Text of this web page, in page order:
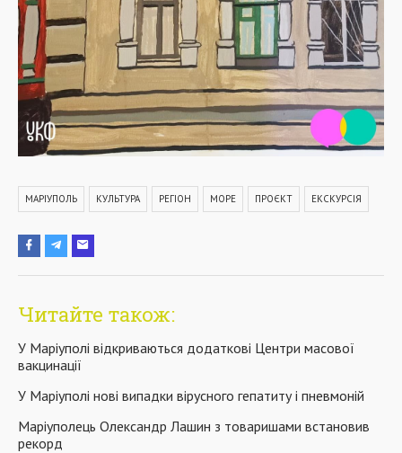
МАРІУПОЛЬ КУЛЬТУРА РЕГІОН МОРЕ ПРОЄКТ ЕКСКУРСІЯ
Читайте також:
У Маріуполі відкриваються додаткові Центри масової
вакцинації
У Маріуполі нові випадки вірусного гепатиту і пневмоній
Маріуполець Олександр Лашин з товаришами встановив
рекорд